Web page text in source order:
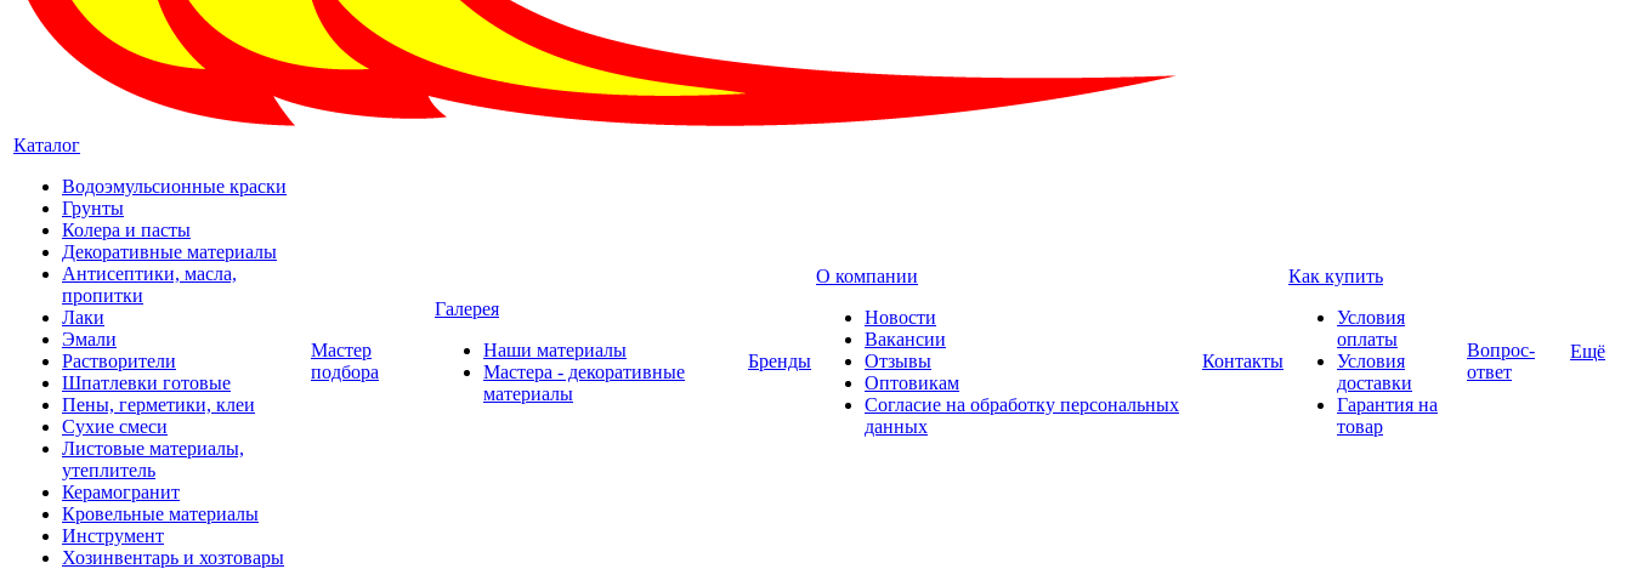
Каталог
Водоэмульсионные краски
Грунты
Колера и пасты
Декоративные материалы
Антисептики, масла,
пропитки
Лаки
Эмали
Растворители
Шпатлевки готовые
Пены, герметики, клеи
Сухие смеси
Листовые материалы,
утеплитель
Керамогранит
Кровельные материалы
Инструмент
Хозинвентарь и хозтовары
Мастер
подбора
Галерея
Наши материалы
Мастера - декоративные
материалы
Бренды
О компании
Новости
Вакансии
Отзывы
Оптовикам
Cогласие на обработку персональных
данных
Контакты
Как купить
Условия
оплаты
Условия
доставки
Гарантия на
товар
Вопрос-
ответ
Ещё